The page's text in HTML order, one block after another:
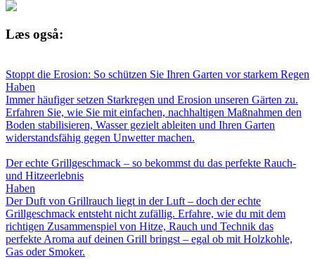
Læs også:
Stoppt die Erosion: So schützen Sie Ihren Garten vor starkem Regen
Haben
Immer häufiger setzen Starkregen und Erosion unseren Gärten zu.
Erfahren Sie, wie Sie mit einfachen, nachhaltigen Maßnahmen den
Boden stabilisieren, Wasser gezielt ableiten und Ihren Garten
widerstandsfähig gegen Unwetter machen.
Der echte Grillgeschmack – so bekommst du das perfekte Rauch-
und Hitzeerlebnis
Haben
Der Duft von Grillrauch liegt in der Luft – doch der echte
Grillgeschmack entsteht nicht zufällig. Erfahre, wie du mit dem
richtigen Zusammenspiel von Hitze, Rauch und Technik das
perfekte Aroma auf deinen Grill bringst – egal ob mit Holzkohle,
Gas oder Smoker.